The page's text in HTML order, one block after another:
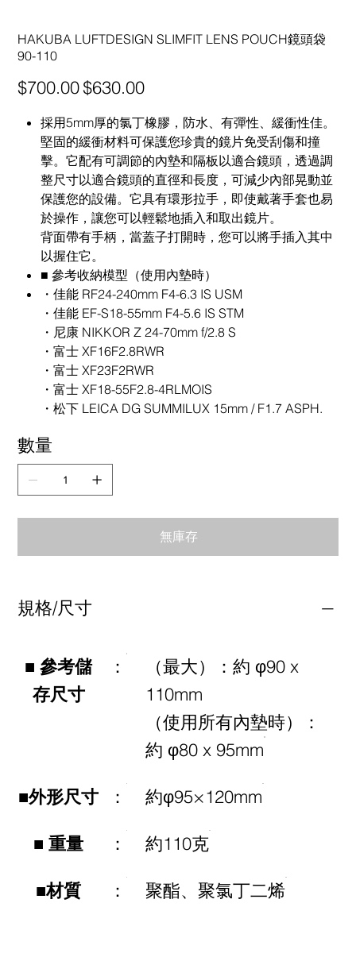
HAKUBA LUFTDESIGN SLIMFIT LENS POUCH鏡頭袋
90-110
原
始
$700.00
促
銷
$630.00
採用5mm厚的氯丁橡膠，防水、有彈性、緩衝性佳。
堅固的緩衝材料可保護您珍貴的鏡片免受刮傷和撞
擊。它配有可調節的內墊和隔板以適合鏡頭，透過調
整尺寸以適合鏡頭的直徑和長度，可減少內部晃動並
保護您的設備。它具有環形拉手，即使戴著手套也易
於操作，讓您可以輕鬆地插入和取出鏡片。
背面帶有手柄，當蓋子打開時，您可以將手插入其中
以握住它。
■ 參考收納模型（使用內墊時）
・佳能 RF24-240mm F4-6.3 IS USM
・佳能 EF-S18-55mm F4-5.6 IS STM
・尼康 NIKKOR Z 24-70mm f/2.8 S
・富士 XF16F2.8RWR
・富士 XF23F2RWR
・富士 XF18-55F2.8-4RLMOIS
・松下 LEICA DG SUMMILUX 15mm / F1.7 ASPH.
數量
無庫存
規格/尺寸
■ 參考儲
存尺寸
：
（最大）：約 φ90 x
110mm
（使用所有內墊時）：
約 φ80 x 95mm
■外形尺寸 ： 約φ95×120mm
■ 重量 ： 約110克
■材質 ： 聚酯、聚氯丁二烯